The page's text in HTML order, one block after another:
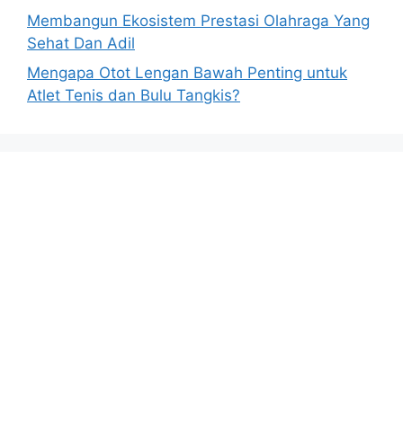
Membangun Ekosistem Prestasi Olahraga Yang
Sehat Dan Adil
Mengapa Otot Lengan Bawah Penting untuk
Atlet Tenis dan Bulu Tangkis?